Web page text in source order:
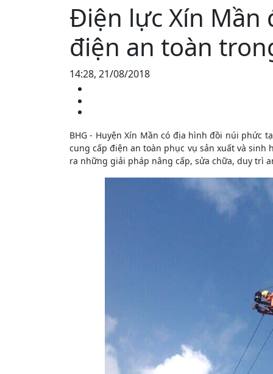
Điện lực Xín Mần
điện an toàn
14:28, 21/08/2018
BHG - Huyện Xín Mần có địa hình đồi núi phức
cung cấp điện an toàn phục vụ sản xuất và
ra những giải pháp nâng cấp, sửa chữa, duy trì